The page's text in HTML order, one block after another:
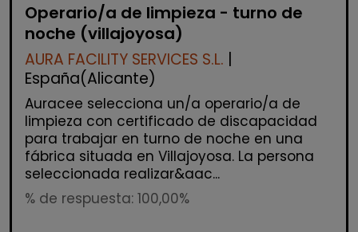
Operario/a de limpieza - turno de
noche (villajoyosa)
AURA FACILITY SERVICES S.L.
España(Alicante)
Auracee selecciona un/a operario/a de
limpieza con certificado de discapacidad
para trabajar en turno de noche en una
fábrica situada en Villajoyosa. La persona
seleccionada realizar&aac...
% de respuesta: 100,00%